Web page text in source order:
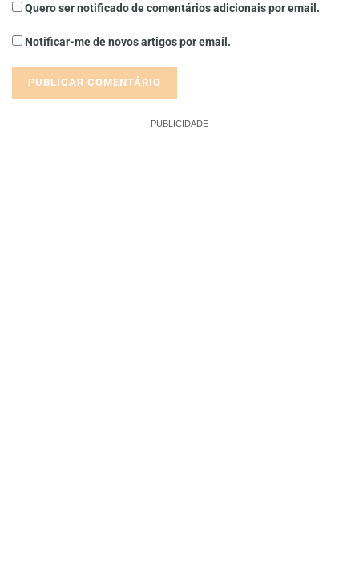
Quero ser notificado de comentários adicionais por email.
Notificar-me de novos artigos por email.
PUBLICIDADE